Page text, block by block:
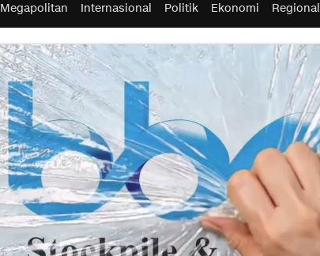
Megapolitan Internasional Politik Ekonomi Regional